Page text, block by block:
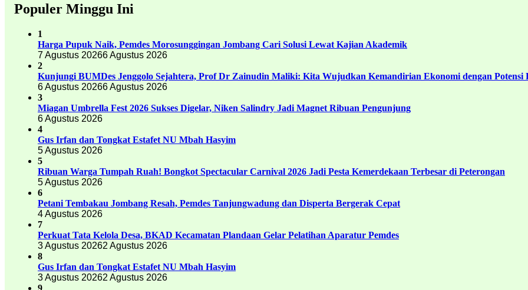
Populer Minggu Ini
1
Harga Pupuk Naik, Pemdes Morosunggingan Jombang Cari Solusi Lewat Kajian Akademik
7 Agustus 20266 Agustus 2026
2
Kunjungi BUMDes Jenggolo Sejahtera, Prof Dr Zainudin Maliki: Kita Wujudkan Kemandirian Ekonomi dengan Potensi
6 Agustus 20266 Agustus 2026
3
Miagan Umbrella Fest 2026 Sukses Digelar, Niken Salindry Jadi Magnet Ribuan Pengunjung
6 Agustus 2026
4
Gus Irfan dan Tongkat Estafet NU Mbah Hasyim
5 Agustus 2026
5
Ribuan Warga Tumpah Ruah! Bongkot Spectacular Carnival 2026 Jadi Pesta Kemerdekaan Terbesar di Peterongan
5 Agustus 2026
6
Petani Tembakau Jombang Resah, Pemdes Tanjungwadung dan Disperta Bergerak Cepat
4 Agustus 2026
7
Perkuat Tata Kelola Desa, BKAD Kecamatan Plandaan Gelar Pelatihan Aparatur Pemdes
3 Agustus 20262 Agustus 2026
8
Gus Irfan dan Tongkat Estafet NU Mbah Hasyim
3 Agustus 20262 Agustus 2026
9